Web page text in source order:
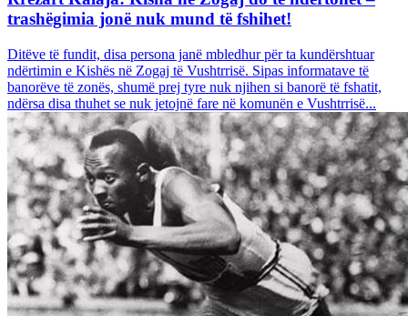
trashëgimia jonë nuk mund të fshihet!
Ditëve të fundit, disa persona janë mbledhur për ta kundërshtuar
ndërtimin e Kishës në Zogaj të Vushtrrisë. Sipas informatave të
banorëve të zonës, shumë prej tyre nuk njihen si banorë të fshatit,
ndërsa disa thuhet se nuk jetojnë fare në komunën e Vushtrrisë...